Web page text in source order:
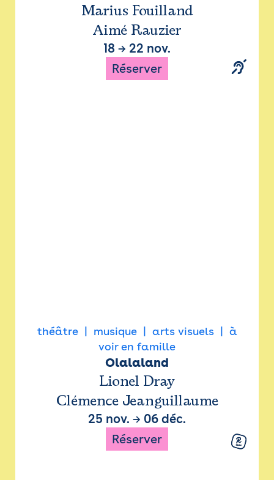
Marius Fouilland
Aimé Rauzier
18 → 22 nov.
Réserver
théâtre musique arts visuels
à
voir en famille
Olalaland
Lionel Dray
Clémence Jeanguillaume
25 nov. → 06 déc.
Réserver